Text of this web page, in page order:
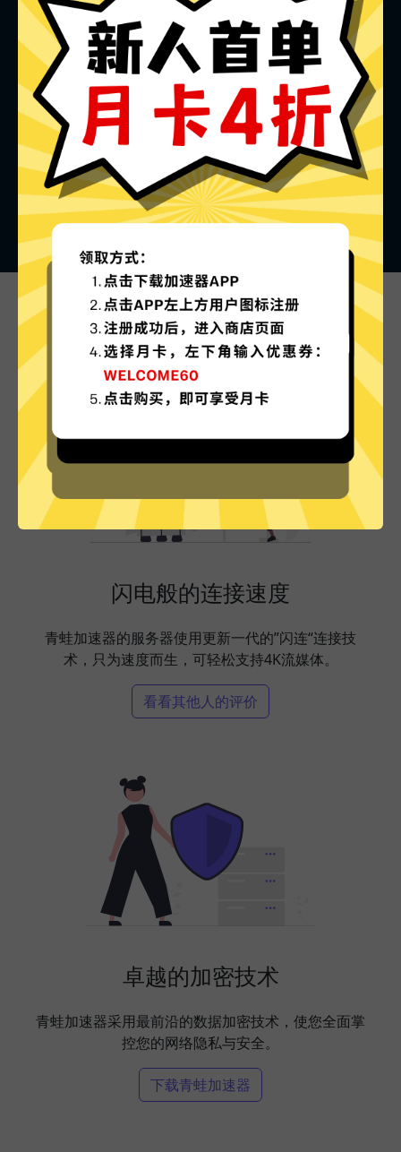
青蛙加速器的特色
闪电般的连接速度
青蛙加速器的服务器使用更新一代的”闪连“连接技
术，只为速度而生，可轻松支持4K流媒体。
看看其他人的评价
卓越的加密技术
青蛙加速器采用最前沿的数据加密技术，使您全面掌
控您的网络隐私与安全。
下载青蛙加速器